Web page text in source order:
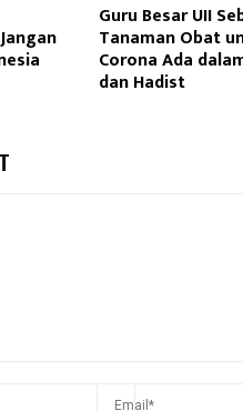
Guru Besar UII
Tanaman Obat
Corona Ada
dan Hadist